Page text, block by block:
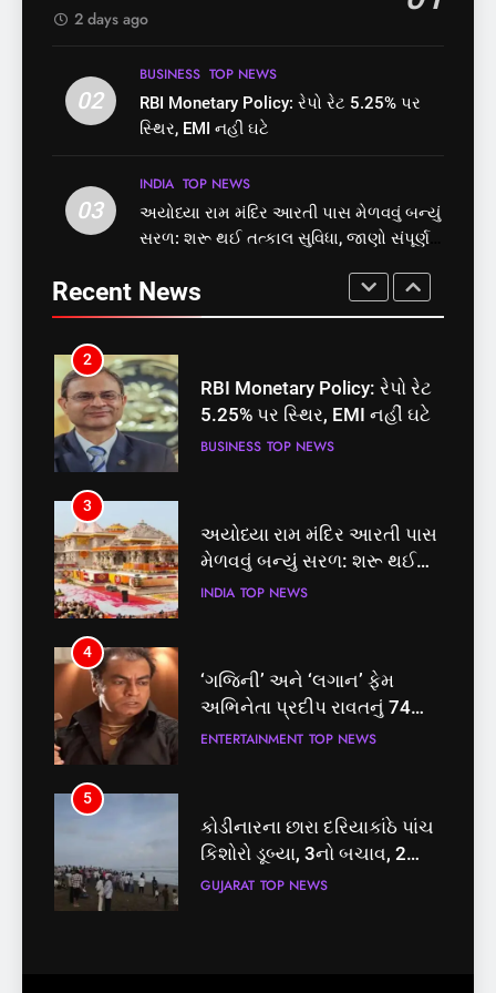
1
સમાજવાદી પાર્ટીએ અયોધ્યા
બેઠક પરથી પવન પાંડેને 2027
2
RBI Monetary Policy: રેપો રેટ
5.25% પર સ્થિર, EMI નહીં ઘટે
3
અયોધ્યા રામ મંદિર આરતી પાસ
મેળવવું બન્યું સરળ: શરૂ થઈ
તત્કાલ સુવિધા, જાણો સંપૂર્ણ
INDIA TOP NEWS
4
‘ગજિની’ અને ‘લગાન’ ફેમ
અભિનેતા પ્રદીપ રાવતનું 74
વર્ષની વયે નિધન, બ્લડ કેન્સર
ENTERTAINMENT
5
કોડીનારના છારા દરિયાકાંઠે પાંચ
કિશોરો ડૂબ્યા, 3નો બચાવ, 2
લાપતા
GUJARAT TOP NEWS
6
પાસપોર્ટ વેરિફિકેશન માટે હવે
પોલીસ સ્ટેશનના ધક્કામાંથી
મુક્તિ,ગુજરાતમાં વેરિફિકેશન
GUJARAT TOP NEWS
2 days ago
02
BUSINESS TOP NEWS
RBI Monetary Policy: રેપો રેટ 5.25% પર
સ્થિર, EMI નહીં ઘટે
03
INDIA TOP NEWS
અયોધ્યા રામ મંદિર આરતી પાસ મેળવવું બન્યું
સરળ: શરૂ થઈ તત્કાલ સુવિધા, જાણો સંપૂર્ણ
Recent News
શું તમારું મધ કે ઘી ખરેખર શુદ્ધ
છે? FSSAIએ ડાબરના દાવાઓની
1
સમાજવાદી પાર્ટીએ અયોધ્યા
બેઠક પરથી પવન પાંડેને 2027
માટે બનાવાયા ઉમેદવાર
2
RBI Monetary Policy: રેપો રેટ
5.25% પર સ્થિર, EMI નહીં ઘટે
BUSINESS TOP NEWS
3
અયોધ્યા રામ મંદિર આરતી પાસ
મેળવવું બન્યું સરળ: શરૂ થઈ
તત્કાલ સુવિધા, જાણો સંપૂર્ણ
INDIA TOP NEWS
4
‘ગજિની’ અને ‘લગાન’ ફેમ
અભિનેતા પ્રદીપ રાવતનું 74
વર્ષની વયે નિધન, બ્લડ કેન્સર
ENTERTAINMENT TOP NEWS
5
કોડીનારના છારા દરિયાકાંઠે પાંચ
કિશોરો ડૂબ્યા, 3નો બચાવ, 2
લાપતા
GUJARAT TOP NEWS